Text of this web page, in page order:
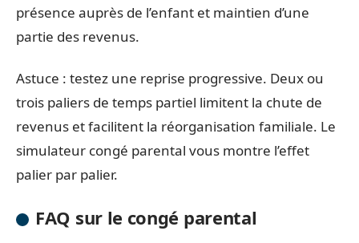
présence auprès de l’enfant et maintien d’une
partie des revenus.
Astuce : testez une reprise progressive. Deux ou
trois paliers de temps partiel limitent la chute de
revenus et facilitent la réorganisation familiale. Le
simulateur congé parental vous montre l’effet
palier par palier.
FAQ sur le congé parental